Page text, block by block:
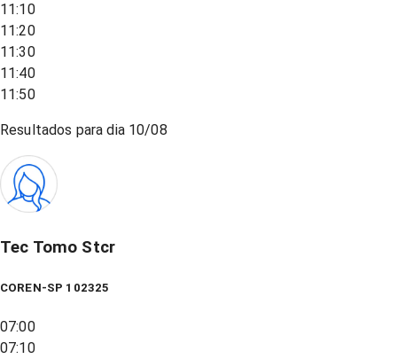
11:10
11:20
11:30
11:40
11:50
Resultados para dia 10/08
Tec Tomo Stcr
COREN-SP 102325
07:00
07:10